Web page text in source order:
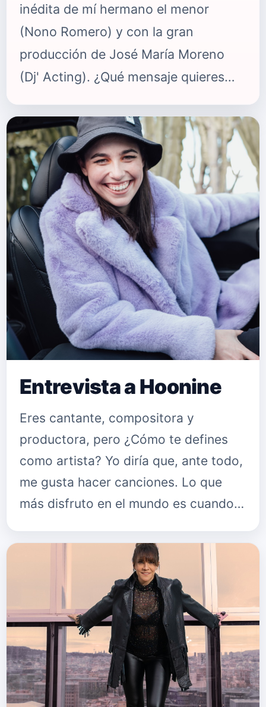
inédita de mí hermano el menor
(Nono Romero) y con la gran
producción de José María Moreno
(Dj' Acting). ¿Qué mensaje quieres
un chico que siente mucho amor por
una chica y que no necesita luz para
disfrutar de su cuerpo. ¿Qué nos
puedes contar de “Apaga la Luz”?
Este sencillo nace porque mi
hermano el menor me dijo estaba
escribiendo una canción, y yo le dije
que me la enseñara, así que la leí la
letra y tenía su rollito y le hablé a Jo…
Entrevista a Hoonine
Eres cantante, compositora y
productora, pero ¿Cómo te defines
como artista? Yo diría que, ante todo,
me gusta hacer canciones. Lo que
más disfruto en el mundo es cuando
melodías, ver las canciones como